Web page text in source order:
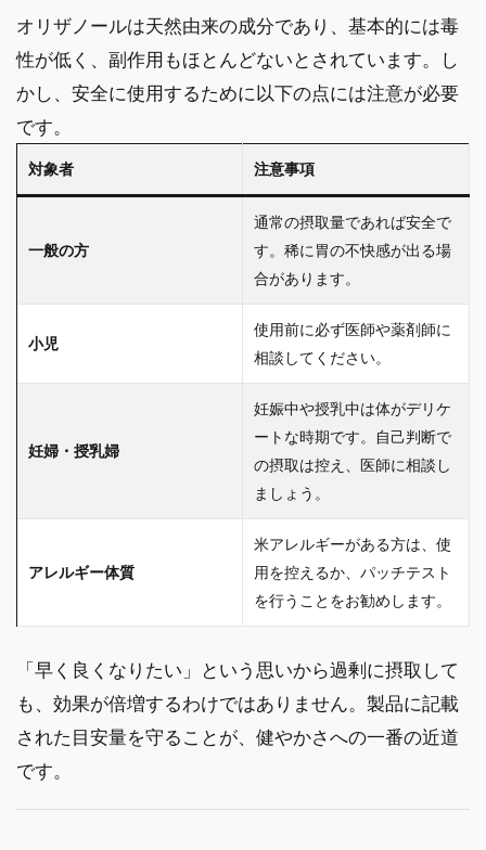
オリザノールは天然由来の成分であり、基本的には毒
性が低く、副作用もほとんどないとされています。し
かし、安全に使用するために以下の点には注意が必要
です。
対象者 注意事項
一般の方
通常の摂取量であれば安全で
す。稀に胃の不快感が出る場
合があります。
小児
使用前に必ず医師や薬剤師に
相談してください。
妊婦・授乳婦
妊娠中や授乳中は体がデリケ
ートな時期です。自己判断で
の摂取は控え、医師に相談し
ましょう。
アレルギー体質
米アレルギーがある方は、使
用を控えるか、パッチテスト
を行うことをお勧めします。
「早く良くなりたい」という思いから過剰に摂取して
も、効果が倍増するわけではありません。製品に記載
された目安量を守ることが、健やかさへの一番の近道
です。